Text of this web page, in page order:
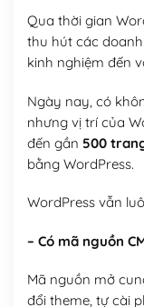
Qua thời gian
thu hút các
kinh nghiệm đến
Ngày nay, có
nhưng vị trí của
đến gần 500
bằng WordPress.
WordPress vẫn
– Có mã nguồn
Mã nguồn mở
đổi theme, tự cài